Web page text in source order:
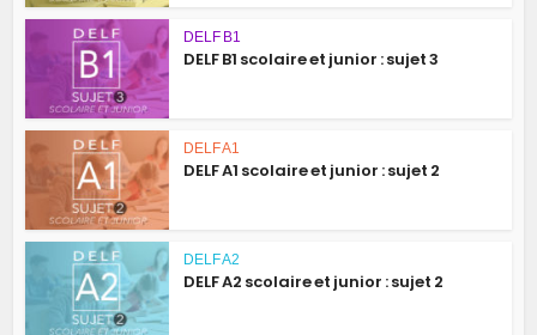
DELF B1
DELF B1 scolaire et junior : sujet 3
DELF A1
DELF A1 scolaire et junior : sujet 2
DELF A2
DELF A2 scolaire et junior : sujet 2